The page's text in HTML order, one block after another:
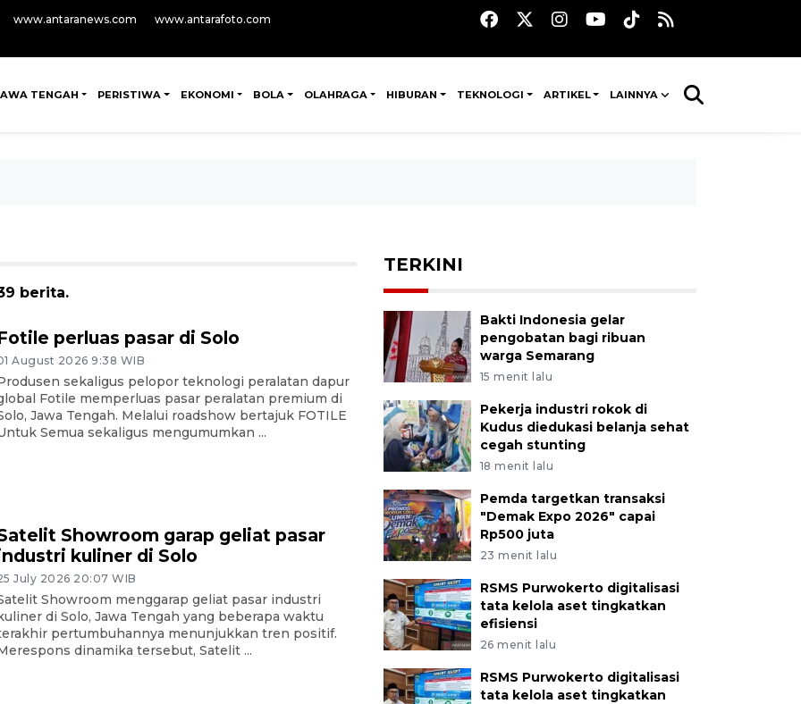
www.antaranews.com www.antarafoto.com
TENGAH PERISTIWA EKONOMI BOLA OLAHRAGA HIBURAN TEKNOLOGI ARTIKEL LAINNYA
berita.
perluas pasar di Solo
August 2026 9:38 WIB
sekaligus pelopor teknologi peralatan dapur
Fotile memperluas pasar peralatan premium di
Jawa Tengah. Melalui roadshow bertajuk FOTILE
Semua sekaligus mengumumkan ...
Showroom garap geliat pasar
kuliner di Solo
July 2026 20:07 WIB
Showroom menggarap geliat pasar industri
di Solo, Jawa Tengah yang beberapa waktu
pertumbuhannya menunjukkan tren positif.
dinamika tersebut, Satelit ...
TERKINI
Bakti Indonesia gelar
pengobatan bagi ribuan
warga Semarang
15 menit lalu
Pekerja industri rokok di
Kudus diedukasi belanja sehat
cegah stunting
18 menit lalu
Pemda targetkan transaksi
"Demak Expo 2026" capai
Rp500 juta
23 menit lalu
RSMS Purwokerto digitalisasi
tata kelola aset tingkatkan
efisiensi
26 menit lalu
RSMS Purwokerto digitalisasi
tata kelola aset tingkatkan